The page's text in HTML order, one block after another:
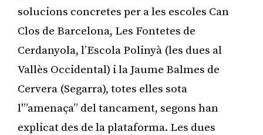
solucions concretes per a les escoles Can
Clos de Barcelona, Les Fontetes de
Cerdanyola, l’Escola Polinyà (les dues al
Vallès Occidental) i la Jaume Balmes de
Cervera (Segarra), totes elles sota
l'”amenaça” del tancament, segons han
explicat des de la plataforma. Les dues